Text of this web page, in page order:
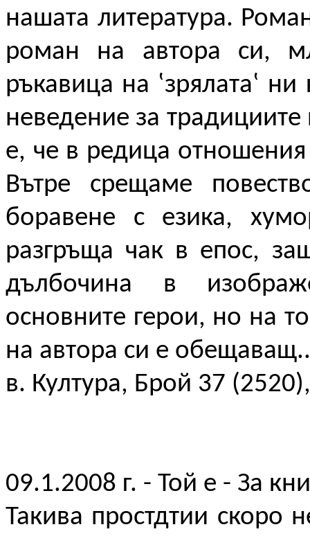
нашата литература.
роман на автора си,
ръкавица на ‛зрялата‛
неведение за
е, че в редица отношения
Вътре срещаме
боравене с езика,
разгръща чак в епос,
дълбочина в
основните герои, но на
на автора си е
в. Култура, Брой 37
09.1.2008 г. - Той е - За
Такива простдтии скоро